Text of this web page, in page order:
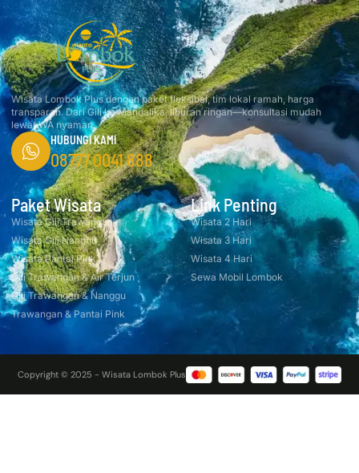
Wisata Lombok Plus dengan paket fleksibel, tim lokal ramah, harga
transparan. Dari Gili ke Mandalika, liburan ringan—konsultasi mudah
lewat WA nyaman.
HUBUNGI KAMI
08777 0041 888
Paket Wisata
Wisata Gili Trawangan
Wisata Gili Nanggu
Wisata Pantai Pink
Gili Trawangan & Air Terjun
Gili Trawangan & Nanggu
Trawangan & Pantai Pink
Link Penting
Wisata 2 Hari
Wisata 3 Hari
Wisata 4 Hari
Sewa Mobil Lombok
Copyright © 2025 - Wisata Lombok Plus